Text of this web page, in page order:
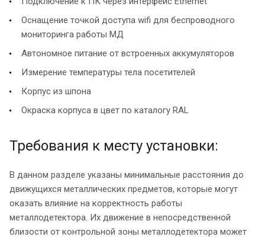
Оснащение точкой доступа wifi для беспроводного
мониторинга работы МД
Автономное питание от встроенных аккумуляторов
Измерение температуры тела посетителей
Корпус из шпона
Окраска корпуса в цвет по каталогу RAL
Требования к месту установки:
В данном разделе указаны минимальные расстояния до
движущихся металлических предметов, которые могут
оказать влияние на корректность работы
металлодетектора. Их движение в непосредственной
близости от контрольной зоны металлодетектора может